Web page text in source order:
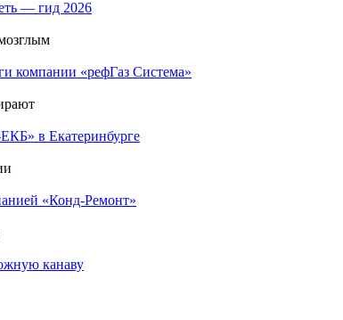
— гид 2026
компании «рефГаз Система»
в Екатеринбурге
«Конд-Ремонт»
канаву